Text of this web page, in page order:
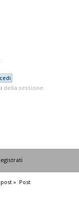
.
della sessione.
» Post